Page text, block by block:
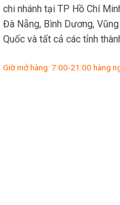
chi nhánh tại TP Hồ Chí
Đà Nẵng, Bình Dương, Vũng
Quốc và tất cả các tỉnh
Giờ mở hàng: 7:00-21:00 hàng